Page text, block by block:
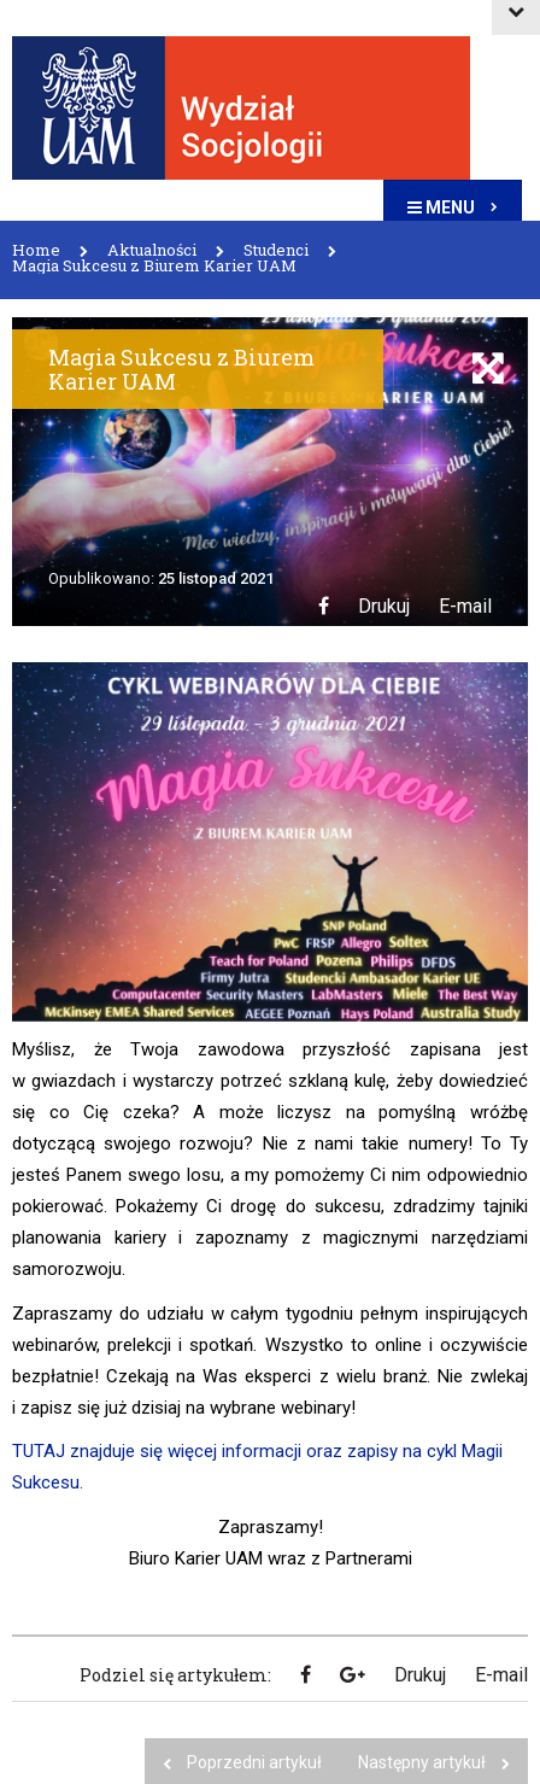
MENU
Home Aktualności Studenci
Magia Sukcesu z Biurem Karier UAM
Magia Sukcesu z Biurem
Karier UAM
Drukuj E-mail
Opublikowano: 25 listopad 2021
Myślisz, że Twoja zawodowa przyszłość zapisana jest
w gwiazdach i wystarczy potrzeć szklaną kulę, żeby dowiedzieć
się co Cię czeka? A może liczysz na pomyślną wróżbę
dotyczącą swojego rozwoju? Nie z nami takie numery! To Ty
jesteś Panem swego losu, a my pomożemy Ci nim odpowiednio
pokierować. Pokażemy Ci drogę do sukcesu, zdradzimy tajniki
planowania kariery i zapoznamy z magicznymi narzędziami
samorozwoju.
Zapraszamy do udziału w całym tygodniu pełnym inspirujących
webinarów, prelekcji i spotkań. Wszystko to online i oczywiście
bezpłatnie! Czekają na Was eksperci z wielu branż. Nie zwlekaj
i zapisz się już dzisiaj na wybrane webinary!
TUTAJ znajduje się więcej informacji oraz zapisy na cykl Magii
Sukcesu.
Zapraszamy!
Biuro Karier UAM wraz z Partnerami
Podziel się artykułem: Drukuj E-mail
Poprzedni artykuł Następny artykuł